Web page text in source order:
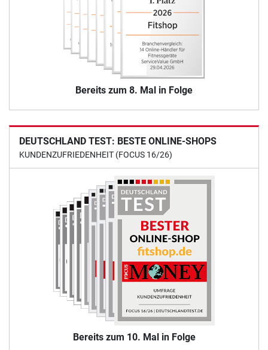
Bereits zum 8. Mal in Folge
DEUTSCHLAND TEST: BESTE ONLINE-SHOPS
KUNDENZUFRIEDENHEIT (FOCUS 16/26)
Bereits zum 10. Mal in Folge